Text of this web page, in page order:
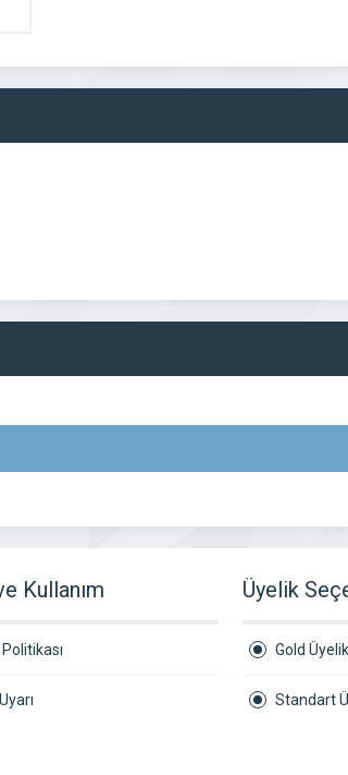
Kullanım Üyelik
Gold Üyelik
Standart